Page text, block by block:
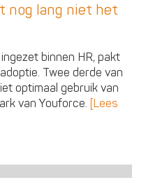
nog lang niet het
binnen HR, pakt
Twee derde van
optimaal gebruik van
van Youforce. [Lees